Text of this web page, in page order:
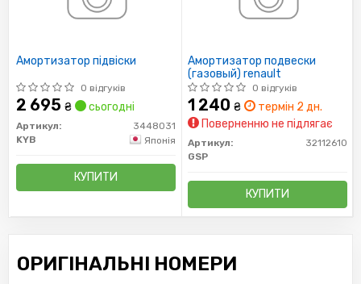
Амортизатор підвіски
0 відгуків
2 695 ₴ сьогодні
Артикул:
3448031
KYB
Японія
КУПИТИ
Амортизатор подвески
(газовый) renault
0 відгуків
1 240 ₴
термін 2 дн.
Поверненню не підлягає
Артикул:
32112610
GSP
КУПИТИ
ОРИГІНАЛЬНІ НОМЕРИ